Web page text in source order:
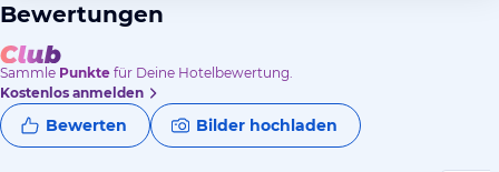
Bewertungen
Sammle Punkte für Deine Hotelbewertung.
Kostenlos anmelden
Bewerten Bilder hochladen